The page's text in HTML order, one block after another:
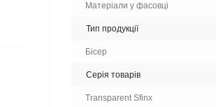
Матеріали у фасовці
Тип продукції
Бісер
Серія товарів
Transparent Sfinx